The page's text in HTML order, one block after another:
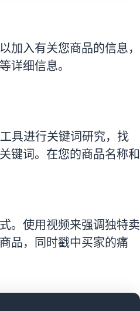
加入有关您商品的信息，
详细信息。
具进行关键词研究，找
键词。在您的商品名称和
。使用视频来强调独特卖
品，同时戳中买家的痛